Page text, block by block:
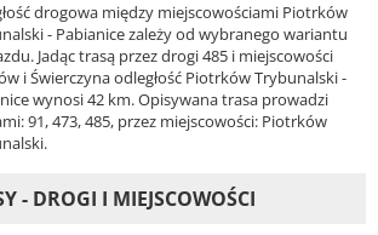
drogowa między miejscowościami Piotrków
- Pabianice zależy od wybranego wariantu
Jadąc trasą przez drogi 485 i miejscowości
i Świerczyna odległość Piotrków Trybunalski -
wynosi 42 km. Opisywana trasa prowadzi
91, 473, 485, przez miejscowości: Piotrków
- DROGI I MIEJSCOWOŚCI